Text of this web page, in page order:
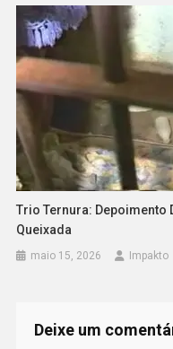
Trio Ternura: Depoimento
Queixada
maio 15, 2026 Impakto
Deixe um